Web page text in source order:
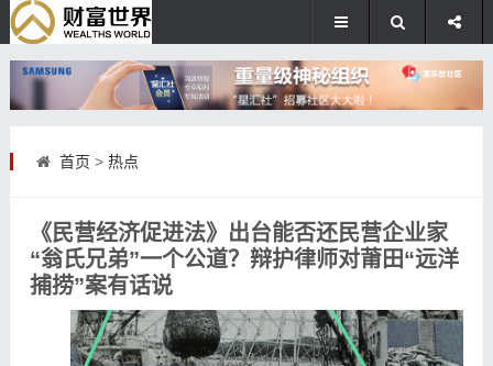
首页 > 热点
《民营经济促进法》出台能否还民营企业家
“翁氏兄弟”一个公道？辩护律师对莆田“远洋
捕捞”案有话说